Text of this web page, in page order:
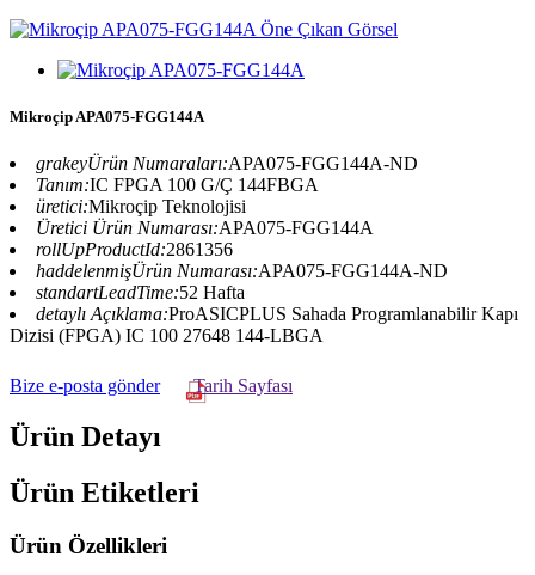
Mikroçip APA075-FGG144A
grakeyÜrün Numaraları:APA075-FGG144A-ND
Tanım:IC FPGA 100 G/Ç 144FBGA
üretici:Mikroçip Teknolojisi
Üretici Ürün Numarası:APA075-FGG144A
rollUpProductId:2861356
haddelenmişÜrün Numarası:APA075-FGG144A-ND
standartLeadTime:52 Hafta
detaylı Açıklama:ProASICPLUS Sahada Programlanabilir Kapı
Dizisi (FPGA) IC 100 27648 144-LBGA
Bize e-posta gönder Tarih Sayfası
Ürün Detayı
Ürün Etiketleri
Ürün Özellikleri